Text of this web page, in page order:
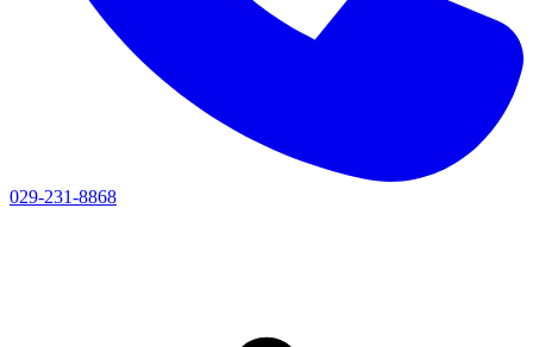
029-231-8868